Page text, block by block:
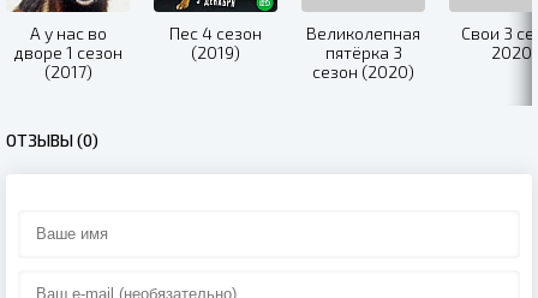
А у нас во
дворе 1 сезон
(2017)
Пес 4 сезон
(2019)
Великолепная
пятёрка 3
сезон (2020)
Свои 3
2020
ОТЗЫВЫ (0)